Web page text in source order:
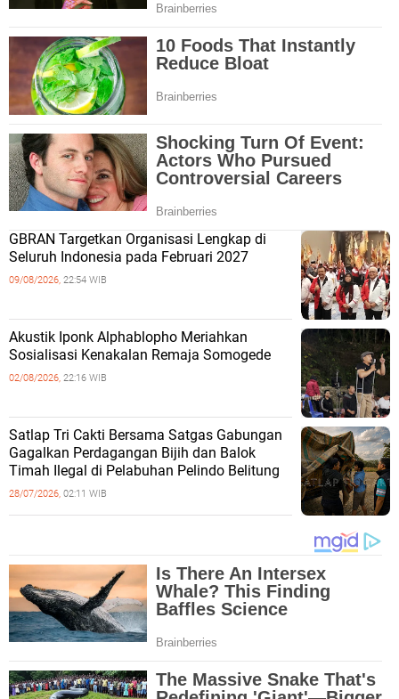
GBRAN Targetkan Organisasi Lengkap di
Seluruh Indonesia pada Februari 2027
09/08/2026, 22:54 WIB
Akustik Iponk Alphablopho Meriahkan
Sosialisasi Kenakalan Remaja Somogede
02/08/2026, 22:16 WIB
Satlap Tri Cakti Bersama Satgas Gabungan
Gagalkan Perdagangan Bijih dan Balok
Timah Ilegal di Pelabuhan Pelindo Belitung
28/07/2026, 02:11 WIB